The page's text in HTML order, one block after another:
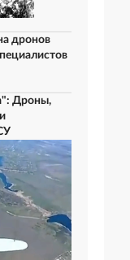
дронов
Дроны,